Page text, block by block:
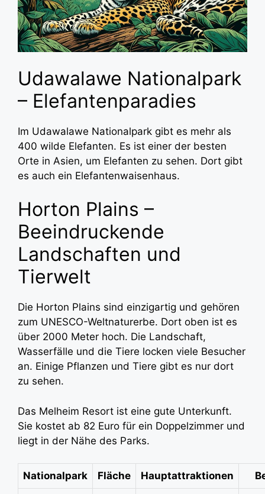
Udawalawe Nationalpark
– Elefantenparadies
Im Udawalawe Nationalpark gibt es mehr als
400 wilde Elefanten. Es ist einer der besten
Orte in Asien, um Elefanten zu sehen. Dort gibt
es auch ein Elefantenwaisenhaus.
Horton Plains –
Beeindruckende
Landschaften und
Tierwelt
Die Horton Plains sind einzigartig und gehören
zum UNESCO-Weltnaturerbe. Dort oben ist es
über 2000 Meter hoch. Die Landschaft,
Wasserfälle und die Tiere locken viele Besucher
an. Einige Pflanzen und Tiere gibt es nur dort
zu sehen.
Das Melheim Resort ist eine gute Unterkunft.
Sie kostet ab 82 Euro für ein Doppelzimmer und
liegt in der Nähe des Parks.
Nationalpark Fläche Hauptattraktionen